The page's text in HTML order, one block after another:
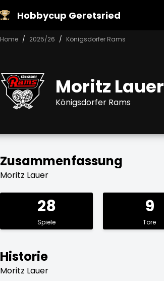
Hobbycup Geretsried
Home 2025/26 Königsdorfer Rams
Moritz Lauer
Königsdorfer Rams
Zusammenfassung
Moritz Lauer
28
Spiele
9
Tore
Historie
Moritz Lauer